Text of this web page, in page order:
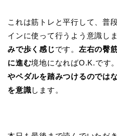
これは筋トレと平行して、普
インに使って行うよう意識し
みで歩く感じです。 左右の臀
に進む境地になればO.K.です。
やペダルを踏みつけるのでは
を意識します。